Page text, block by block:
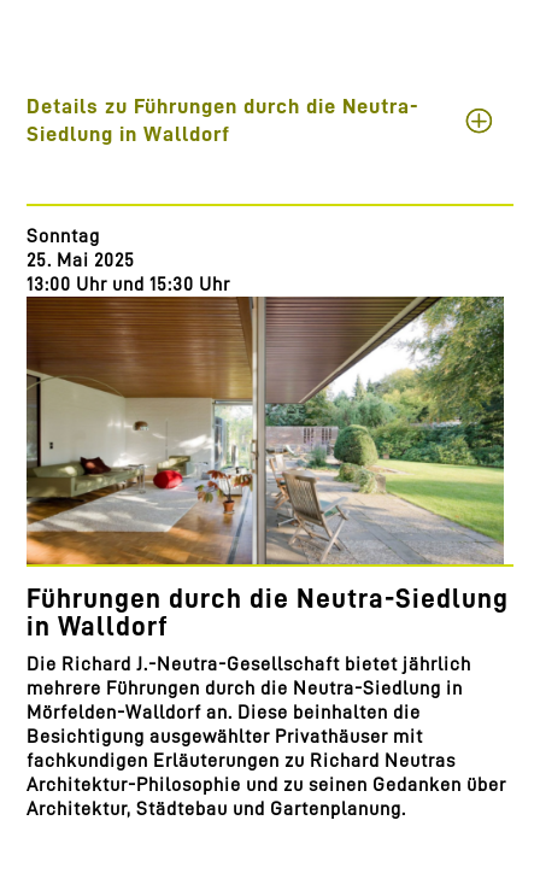
Details zu Führungen durch die Neutra-
Siedlung in Walldorf
Sonntag
25. Mai 2025
13:00 Uhr und 15:30 Uhr
Führungen durch die Neutra-Siedlung
in Walldorf
Die Richard J.-Neutra-Gesellschaft bietet jährlich
mehrere Führungen durch die Neutra-Siedlung in
Mörfelden-Walldorf an. Diese beinhalten die
Besichtigung ausgewählter Privathäuser mit
fachkundigen Erläuterungen zu Richard Neutras
Architektur-Philosophie und zu seinen Gedanken über
Architektur, Städtebau und Gartenplanung.